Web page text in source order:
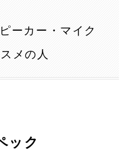
ーカー・マイク
メの人
ック